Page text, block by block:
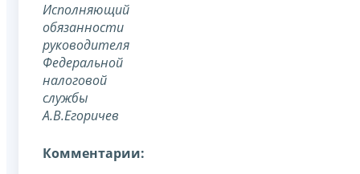
Исполняющий
обязанности
руководителя
Федеральной
налоговой
службы
А.В.Егоричев
Комментарии: